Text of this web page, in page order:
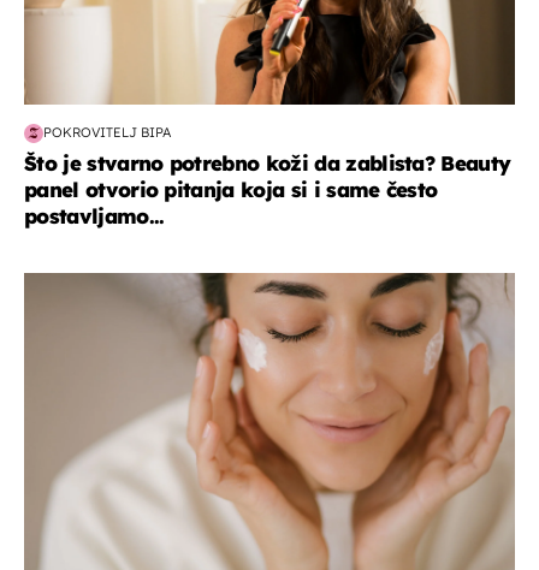
POKROVITELJ BIPA
Što je stvarno potrebno koži da zablista? Beauty
panel otvorio pitanja koja si i same često
postavljamo...
moda & ljepota